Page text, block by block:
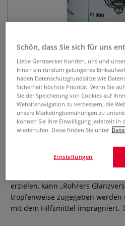
ROHRER &
Glanzverstärker
Aquarellfarbe
0
erzielen, kann „Rohrers
tropfenweise zugegeben
mit dem Hilfsmittel imprägniert.
Schön, dass Sie sich für uns
Liebe Gerstaecker Kunden, uns und
Ihnen ein rundum gelungenes
haben Datenschutzgrundsätze wie
Sicherheit höchste Priorität. Wenn Sie
Sie der Speicherung von Cookies auf
Websitenavigation zu verbessern, die
unsere Marketingbemühungen zu
können Sie Ihre Einwilligung jederzeit in
wiederrufen. Diese finden Sie unter
Einstellungen